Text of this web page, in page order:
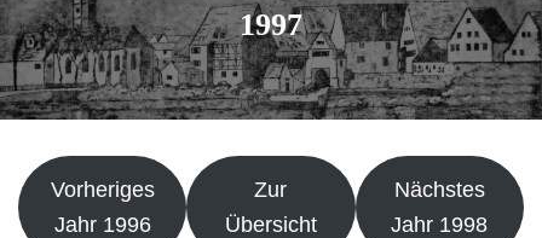
G
A
T
I
O
M
1997
Vorheriges
Jahr 1996
Zur
Übersicht
Nächstes
Jahr 1998